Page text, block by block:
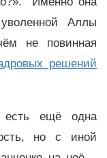
Аллы
не повинная
решений
ещё одна
но с иной